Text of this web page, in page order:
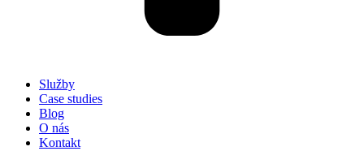
Služby
Case studies
Blog
O nás
Kontakt